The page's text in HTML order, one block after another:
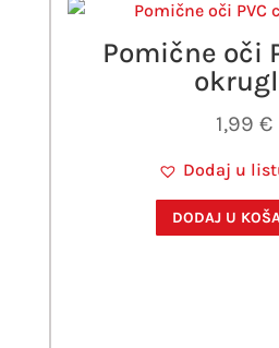
Pomične oči
1,99 €
Dodaj u
DODAJ U